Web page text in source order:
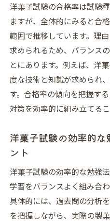
洋菓子技能検定合格を
きたいこと
洋菓子技能検定の
ント
洋菓子技能検定合
紹介
洋菓子技能検定1
洋菓子技能検定で
洋菓子技能検定の
洋菓子技能検定合
対策
合格者が語る洋菓子試
洋菓子試験の合格率は試験
ますが、全体的にみると合
範囲で推移しています。理
求められるため、バランス
とにあります。例えば、洋
度な技術と知識が求められ
す。合格率の傾向を把握す
対策を効率的に組み立てる
洋菓子試験の効率的な
ント
洋菓子試験の効率的な勉強
学習をバランスよく組み合
具体的には、過去問の分析
を把握しながら、実際の製